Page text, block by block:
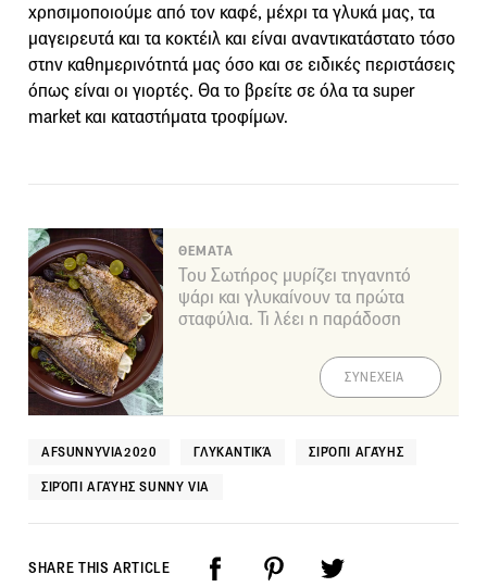
χρησιμοποιούμε από τον καφέ, μέχρι τα γλυκά μας, τα
μαγειρευτά και τα κοκτέιλ και είναι αναντικατάστατο τόσο
στην καθημερινότητά μας όσο και σε ειδικές περιστάσεις
όπως είναι οι γιορτές. Θα το βρείτε σε όλα τα super
market και καταστήματα τροφίμων.
ΘΕΜΑΤΑ
Του Σωτήρος μυρίζει τηγανητό
ψάρι και γλυκαίνουν τα πρώτα
σταφύλια. Τι λέει η παράδοση
ΣΥΝΕΧΕΙΑ
AFSUNNYVIA2020 ΓΛΥΚΑΝΤΙΚΆ ΣΙΡΌΠΙ ΑΓΑΎΗΣ
ΣΙΡΌΠΙ ΑΓΑΎΗΣ SUNNY VIA
SHARE THIS ARTICLE